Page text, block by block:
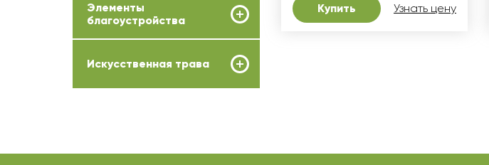
Элементы
благоустройства
Искусственная трава
Купить Узнать цену